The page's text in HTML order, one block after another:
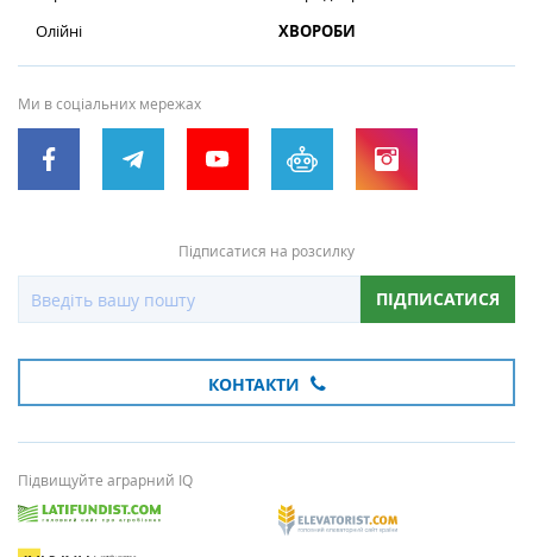
Олійні
ХВОРОБИ
Ми в соціальних мережах
Підписатися на розсилку
ПІДПИСАТИСЯ
КОНТАКТИ
Підвищуйте аграрний IQ